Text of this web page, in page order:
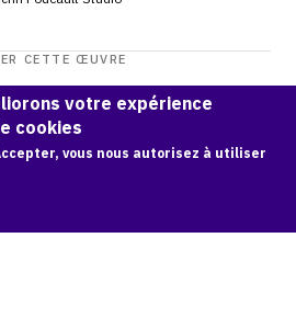
CETTE ŒUVRE
Géante 2 - 2020.
Foucault
, OAM.
xs
votre expérience
cookies
vous nous autorisez à utiliser